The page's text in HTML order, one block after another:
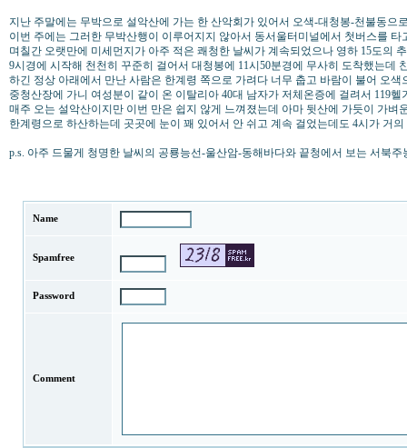
지난 주말에는 무박으로 설악산에 가는 한 산악회가 있어서 오색-대청봉-천불동으
이번 주에는 그러한 무박산행이 이루어지지 않아서 동서울터미널에서 첫버스를
며칠간 오랫만에 미세먼지가 아주 적은 쾌청한 날씨가 계속되었으나 영하 15도의
9시경에 시작해 천천히 꾸준히 걸어서 대청봉에 11시50분경에 무사히 도착했는데
하긴 정상 아래에서 만난 사람은 한계령 쪽으로 가려다 너무 춥고 바람이 불어 오색
중청산장에 가니 여성분이 같이 온 이탈리아 40대 남자가 저체온증에 걸려서 119
매주 오는 설악산이지만 이번 만은 쉽지 않게 느껴졌는데 아마 뒷산에 가듯이 가벼
한계령으로 하산하는데 곳곳에 눈이 꽤 있어서 안 쉬고 계속 걸었는데도 4시가 거
p.s. 아주 드물게 청명한 날씨의 공룡능선-울산암-동해바다와 끝청에서 보는 서북주
Name
Spamfree
Password
Comment